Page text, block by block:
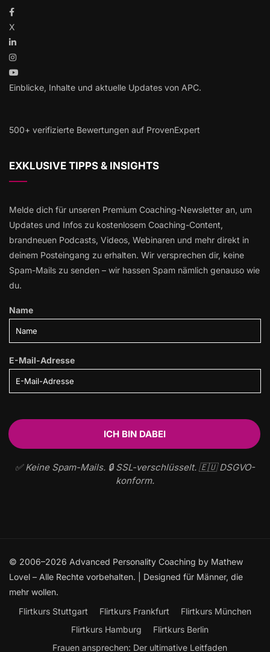
X
Einblicke, Inhalte und aktuelle Updates von APC.
500+ verifizierte Bewertungen auf ProvenExpert
EXKLUSIVE TIPPS & INSIGHTS
Melde dich für unseren Premium Coaching-Newsletter an, um
Updates und Infos zu kostenlosem Coaching-Content,
brandneuen Podcasts, Videos, Webinaren und mehr direkt in
deinem Posteingang zu erhalten. Wir versprechen dir, keine
Spam-Mails zu senden – wir hassen Spam nämlich genauso wie
du.
Name
E-Mail-Adresse
✅ Keine Spam-Mails. 🔒 SSL-verschlüsselt. 🇪🇺 DSGVO-
konform.
© 2006–2026 Advanced Personality Coaching by Mathew
Lovel – Alle Rechte vorbehalten. | Designed für Männer, die
mehr wollen.
Flirtkurs Stuttgart
Flirtkurs Frankfurt
Flirtkurs München
Flirtkurs Hamburg
Flirtkurs Berlin
Frauen ansprechen: Der ultimative Leitfaden